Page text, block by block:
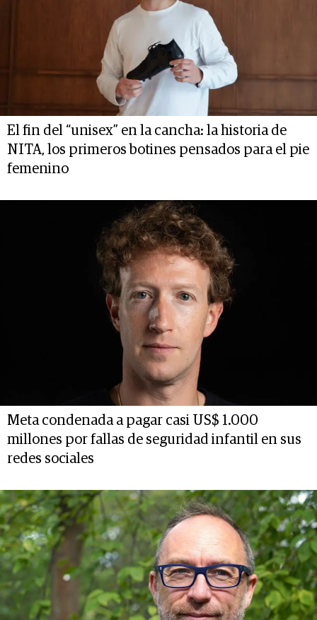
El fin del “unisex” en la cancha: la historia de
NITA, los primeros botines pensados para el pie
femenino
Meta condenada a pagar casi US$ 1.000
millones por fallas de seguridad infantil en sus
redes sociales